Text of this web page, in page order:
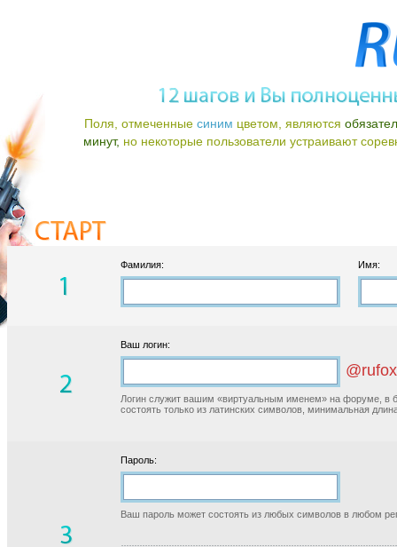
Поля, отмеченные синим цветом, являются
минут, но некоторые пользователи устраивают
Фамилия: Имя:
Ваш логин:
Логин служит вашим «виртуальным именем» на форуме, в
состоять только из латинских символов, минимальная
Пароль:
Ваш пароль может состоять из любых символов в любом